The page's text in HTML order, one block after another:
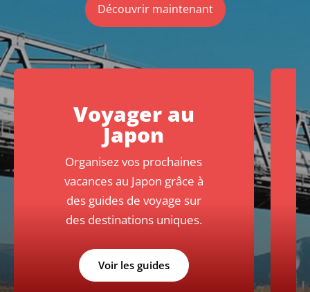
Découvrir maintenant
Voyager au
Japon
Organisez vos prochaines
vacances au Japon grâce à
des guides de voyage sur
des destinations uniques.
Voir les guides